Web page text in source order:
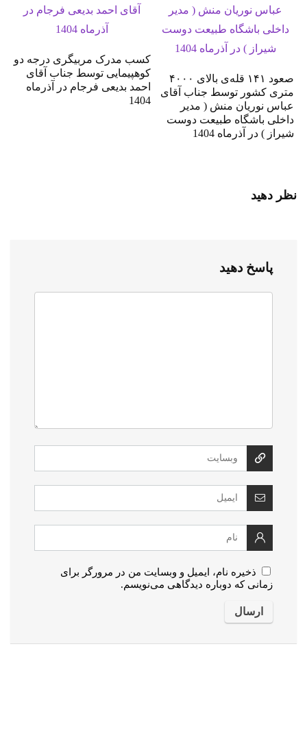
صعود ۱۴۱ قله‌ی بالای ۴۰۰۰
متری کشور توسط جناب آقای
عباس نوریان منش ( مدیر
داخلی باشگاه طبیعت دوست
شیراز ) در آذرماه 1404
کسب مدرک مربیگری درجه دو
کوهپیمایی توسط جناب آقای
احمد بدیعی فرجام در آذرماه
1404
نظر دهید
پاسخ دهید
ذخیره نام، ایمیل و وبسایت من در مرورگر برای
زمانی که دوباره دیدگاهی می‌نویسم.